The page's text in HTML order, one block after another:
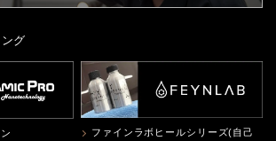
グ
ファインラボヒールシリーズ(自己